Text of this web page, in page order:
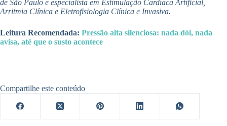
de São Paulo e especialista em Estimulação Cardíaca Artificial,
Arritmia Clínica e Eletrofisiologia Clínica e Invasiva.
Leitura Recomendada: Pressão alta silenciosa: nada dói, nada
avisa, até que o susto acontece
Compartilhe este conteúdo